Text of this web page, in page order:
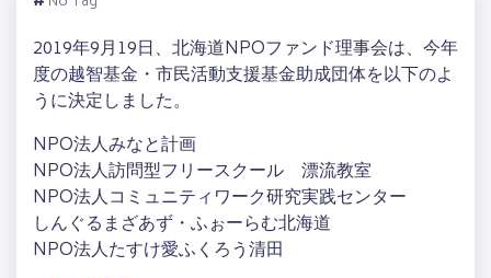
2019年9月19日、北海道NPOファンド理事会は、今年
度の越智基金・市民活動支援基金助成団体を以下のよ
うに決定しました。
NPO法人みなと計画
NPO法人訪問型フリースクール 漂流教室
NPO法人コミュニティワーク研究実践センター
しんぐるまざあず・ふぉーらむ北海道
NPO法人たすけ愛ふくろう清田